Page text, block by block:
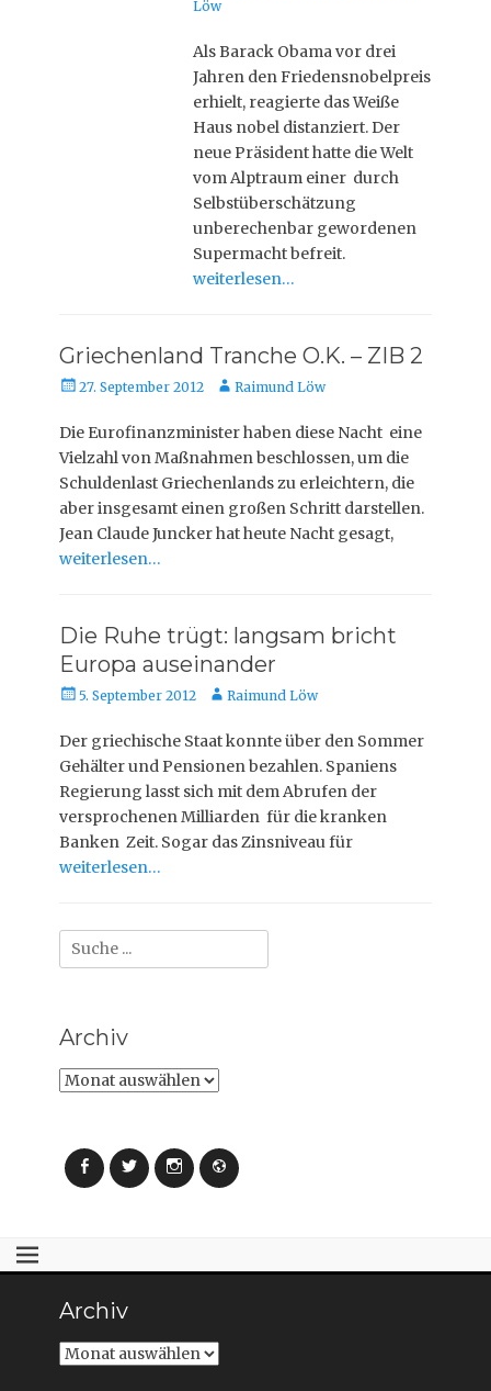
am
Löw
Als Barack Obama vor drei
Jahren den Friedensnobelpreis
erhielt, reagierte das Weiße
Haus nobel distanziert. Der
neue Präsident hatte die Welt
vom Alptraum einer durch
Selbstüberschätzung
unberechenbar gewordenen
Supermacht befreit.
weiterlesen…
Griechenland Tranche O.K. – ZIB 2
Veröffentlicht
27. September 2012 AutorRaimund Löw
Die Eurofinanzminister haben diese Nacht eine
Vielzahl von Maßnahmen beschlossen, um die
Schuldenlast Griechenlands zu erleichtern, die
aber insgesamt einen großen Schritt darstellen.
Jean Claude Juncker hat heute Nacht gesagt,
weiterlesen…
Die Ruhe trügt: langsam bricht
Europa auseinander
Veröffentlicht
5. September 2012 AutorRaimund Löw
Der griechische Staat konnte über den Sommer
Gehälter und Pensionen bezahlen. Spaniens
Regierung lasst sich mit dem Abrufen der
versprochenen Milliarden für die kranken
Banken Zeit. Sogar das Zinsniveau für
weiterlesen…
Suche
nach:
Archiv
Archiv
FacebookTwitter InstagramWebseite
Archiv
Archiv